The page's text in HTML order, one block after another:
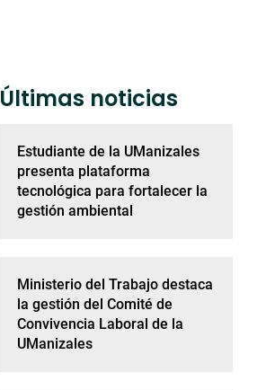
Últimas noticias
Estudiante de la UManizales
presenta plataforma
tecnológica para fortalecer la
gestión ambiental
Ministerio del Trabajo destaca
la gestión del Comité de
Convivencia Laboral de la
UManizales